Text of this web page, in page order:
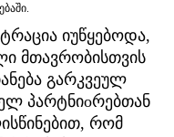
იუწყებოდა,
მთავრობისთვის
გარკვეულ
პარტნიoრებთან
რომ